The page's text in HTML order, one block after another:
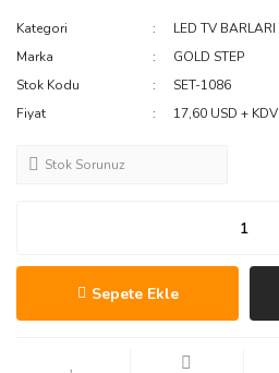
Kategori
LED TV BARLARI
Marka
GOLD STEP
Stok Kodu
SET-1086
Fiyat
17,60 USD + KDV
Stok Sorunuz
Sepete Ekle